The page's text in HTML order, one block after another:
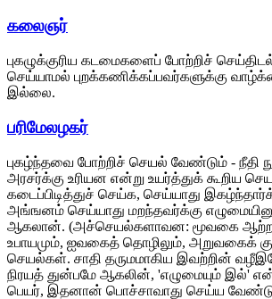
கலைஞர்
புகழுக்குரிய கடமைகளைப் போற்றிச்
செய்யாமல் புறக்கணிக்கப்பவர்களுக்கு
இல்லை.
பரிமேலழகர்
புகழ்ந்தவை போற்றிச் செயல் வேண்டும் - நீதி
அரசர்க்கு உரியன என்று உயர்த்துக் கூறிய
கடைப்பிடித்துச் செய்க, செய்யாது
அங்ஙனம் செய்யாது மறந்தவர்க்கு
ஆகலான். (அச்செயல்களாவன: மூவகை
உபாயமும், ஐவகைத் தொழிலும், அறுவகைக்
செயல்கள். சாதி தருமமாகிய இவற்றின்
நிரயத் துன்பமே ஆகலின், 'எழுமையும் இல்'
பெயர், இதனான் பொச்சாவாது செய்ய